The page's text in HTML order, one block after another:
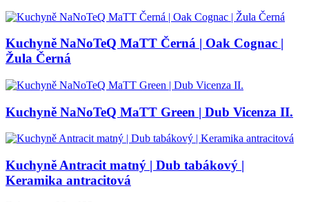
Kuchyně NaNoTeQ MaTT Černá | Oak Cognac |
Žula Černá
Kuchyně NaNoTeQ MaTT Green | Dub Vicenza II.
Kuchyně Antracit matný | Dub tabákový |
Keramika antracitová